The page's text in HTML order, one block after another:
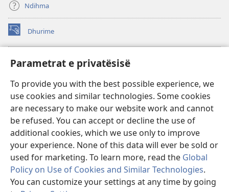
Parametrat e privatësisë
To provide you with the best possible experience, we
use cookies and similar technologies. Some cookies
are necessary to make our website work and cannot
be refused. You can accept or decline the use of
additional cookies, which we use only to improve
your experience. None of this data will ever be sold or
used for marketing. To learn more, read the Global
Policy on Use of Cookies and Similar Technologies.
You can customize your settings at any time by going
Ndihma
Dhurime
(hap
dritare
re)
BIBLIOTEKA ONLINE Watchtower
(hap
të
re)
JW Hub
(hap
dritare
të
re)
JW Library
Biblioteka Watchtower
Copyright© 2026 Watch Tower Bible and Tract Society of Pennsylvania.